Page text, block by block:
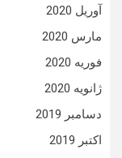
آوریل 2020
مارس 2020
فوریه 2020
ژانویه 2020
دسامبر 2019
اکتبر 2019